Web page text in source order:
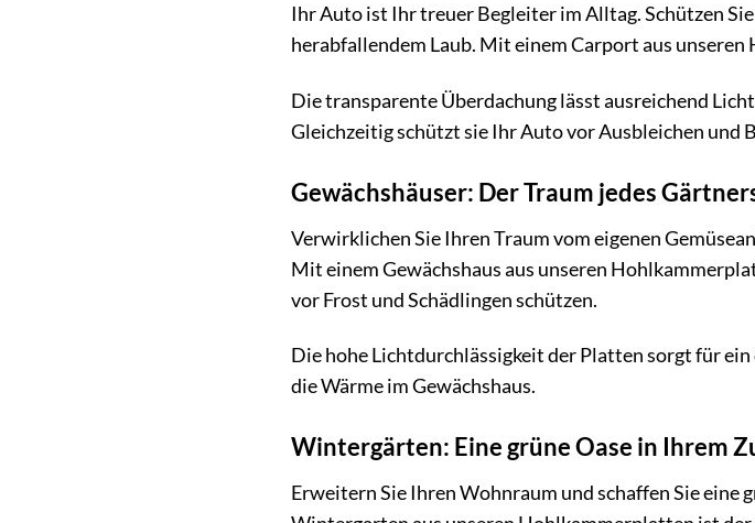
Ihr Auto ist Ihr treuer Begleiter im Alltag. Schützen
herabfallendem Laub. Mit einem Carport aus
Die transparente Überdachung lässt ausreichend
Gleichzeitig schützt sie Ihr Auto vor Ausbleichen und
Gewächshäuser: Der Traum jedes
Verwirklichen Sie Ihren Traum vom eigenen
Mit einem Gewächshaus aus unseren
vor Frost und Schädlingen schützen.
Die hohe Lichtdurchlässigkeit der Platten sorgt für
die Wärme im Gewächshaus.
Wintergärten: Eine grüne Oase in Ihrem
Erweitern Sie Ihren Wohnraum und schaffen Sie eine